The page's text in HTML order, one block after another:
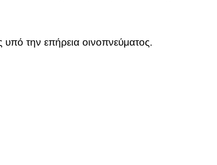
υπό την επήρεια οινοπνεύματος.